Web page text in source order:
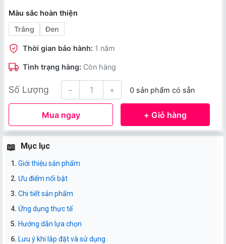
Màu sắc hoàn thiện
Trắng
Đen
Thời gian bảo hành: 1 năm
Tình trạng hàng: Còn hàng
Số Lượng − + 0 sản phẩm có sẵn
Mua ngay + Giỏ hàng
Mục lục
Giới thiệu sản phẩm
Ưu điểm nổi bật
Chi tiết sản phẩm
Ứng dụng thực tế
Hướng dẫn lựa chọn
Lưu ý khi lắp đặt và sử dụng